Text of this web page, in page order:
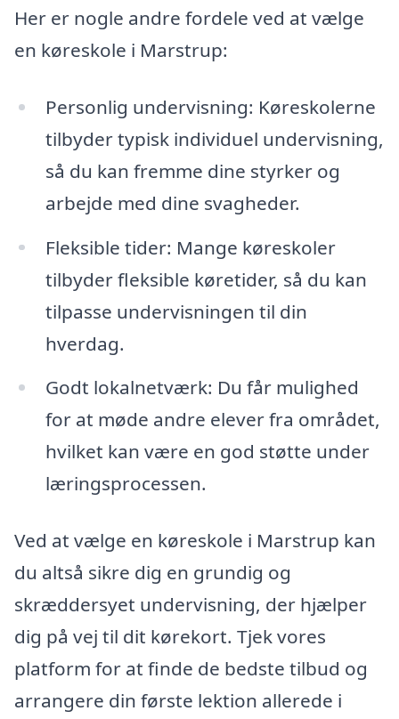
Her er nogle andre fordele ved at vælge
en køreskole i Marstrup:
Personlig undervisning: Køreskolerne
tilbyder typisk individuel undervisning,
så du kan fremme dine styrker og
arbejde med dine svagheder.
Fleksible tider: Mange køreskoler
tilbyder fleksible køretider, så du kan
tilpasse undervisningen til din
hverdag.
Godt lokalnetværk: Du får mulighed
for at møde andre elever fra området,
hvilket kan være en god støtte under
læringsprocessen.
Ved at vælge en køreskole i Marstrup kan
du altså sikre dig en grundig og
skræddersyet undervisning, der hjælper
dig på vej til dit kørekort. Tjek vores
platform for at finde de bedste tilbud og
arrangere din første lektion allerede i